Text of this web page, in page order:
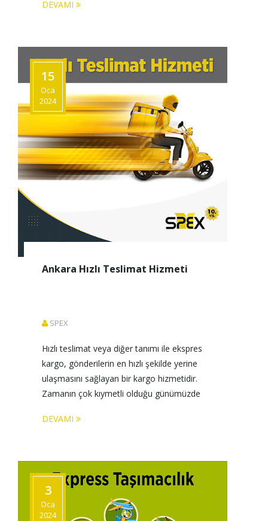
DEVAMI
15
Oca
2024
Ankara Hızlı Teslimat Hizmeti
SPEX
Hızlı teslimat veya diğer tanımı ile ekspres
kargo, gönderilerin en hızlı şekilde yerine
ulaşmasını sağlayan bir kargo hizmetidir.
Zamanın çok kıymetli olduğu günümüzde
DEVAMI
3
Oca
2024